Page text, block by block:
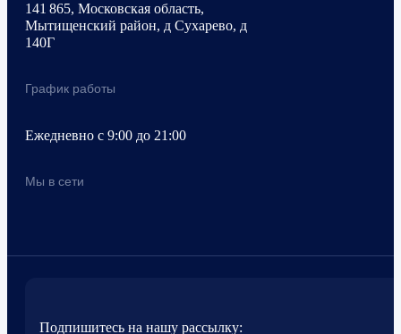
141 865, Московская область,
Мытищенский район, д Сухарево, д
140Г
График работы
Ежедневно с 9:00 до 21:00
Мы в сети
Подпишитесь на нашу рассылку: